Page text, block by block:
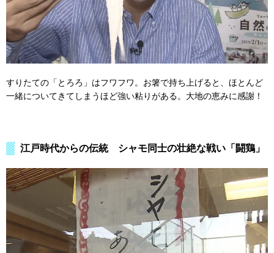
すりたての「とろろ」はフワフワ。お箸で持ち上げると、ほとんど
一緒についてきてしまうほど強い粘りがある。大地の恵みに感謝！
江戸時代からの伝統 シャモ同士の壮絶な戦い「闘鶏」